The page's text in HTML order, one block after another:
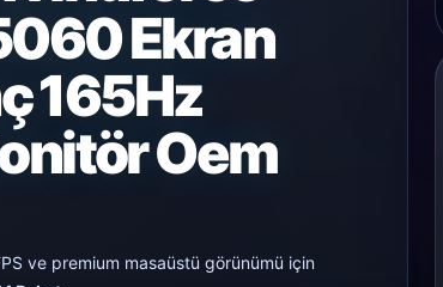
Ekran
165Hz
Oem
ve premium masaüstü görünümü için